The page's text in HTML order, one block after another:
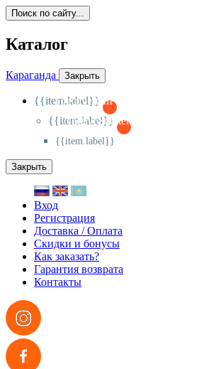
Поиск по сайту...
Каталог
Караганда Закрыть
{{item.label}}
{{activeItem==item.id?'-
{{item.label}}
{{activeSubitem==item.id?'-
{{item.label}}
Закрыть
Вход
Регистрация
Доставка / Оплата
Скидки и бонусы
Как заказать?
Гарантия возврата
Контакты